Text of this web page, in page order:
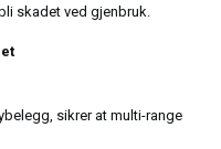
skadet ved gjenbruk.
sikrer at multi-range